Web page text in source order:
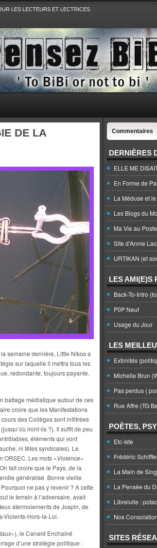
LES LECTEURS ET LECTRICES.
le Sport,. Avec Revue de presse et de blogs.
DE LA
semaine dernière, Little Nikos a
sur laquelle il mettra tous les
redondante, toujours payante,
battage médiatique autour de ces
croire que les Manifestations
des Collèges sont infiltrées
iront-ils ?). Il suffit de peu
éléments qui vont
ni têtes syndicales). Le
ORSEC. Les mots «Violence»
fait croire que le Pays, de la
généralisé. Bonne vieille
ne pas y revenir ? A cette
le terrain à l’adversaire, avait
atermoiements de Jospin, de
Violents-Hors-la-Loi.
»), le Canard Enchaîné
d’une stratégie politique :
Commentaires
DERNIÈRES
ELLE ME
En Forme de
La Méduse et
Les Blogs du
Ma Vie au
Site d'Annie
URTIKAN (et
LES AMI(E)S
Back-To-Intro
P0P Neuf
Usage du Jour
LES
Extimités
Michelle Brun
Pas perdus (
Rue Affre (TG
POÈTES,
Etc-Iste
Frédéric
La Main de
La Pensée du
Librelulle :
Nos
SITES